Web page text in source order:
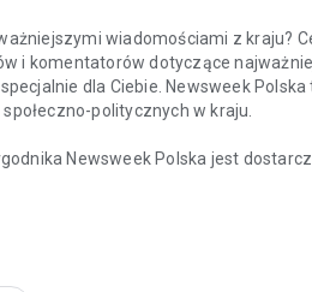
wiadomościami z kraju?
i komentatorów dotyczące
dla Ciebie. Newsweek
politycznych w kraju.
Newsweek Polska jest
także wywiady z autorytetami i
w Polsce i za granicą.